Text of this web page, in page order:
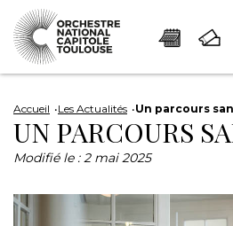
Panneau de gestion des cookies
au
contenu
principal
à
la
navigation
à
la
Accueil Les Actualités Un parcours
UN PARCOURS
Modifié le :2 mai 2025